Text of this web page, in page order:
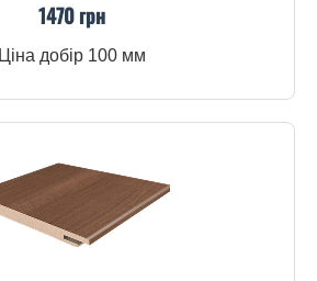
1470 грн
Ціна добір 100 мм